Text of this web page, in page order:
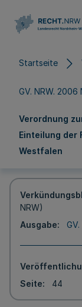
Startseite
GV. NRW. 2006
Verordnung
Einteilung der
Westfalen
NRW)
Ausgabe
Seite
44